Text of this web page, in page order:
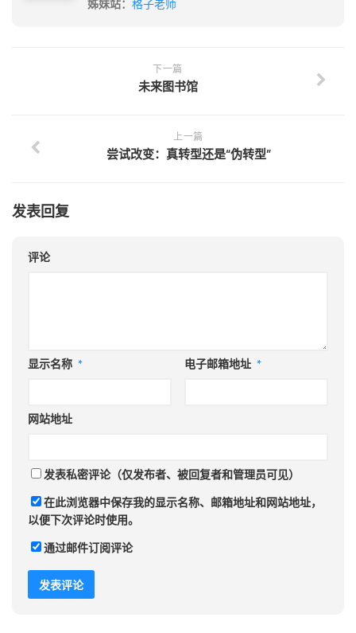
姊妹站： 格子老师
下一篇
未来图书馆
上一篇
尝试改变：真转型还是“伪转型”
发表回复
评论
显示名称 * 电子邮箱地址 *
网站地址
发表私密评论（仅发布者、被回复者和管理员可见）
在此浏览器中保存我的显示名称、邮箱地址和网站地址，
以便下次评论时使用。
通过邮件订阅评论